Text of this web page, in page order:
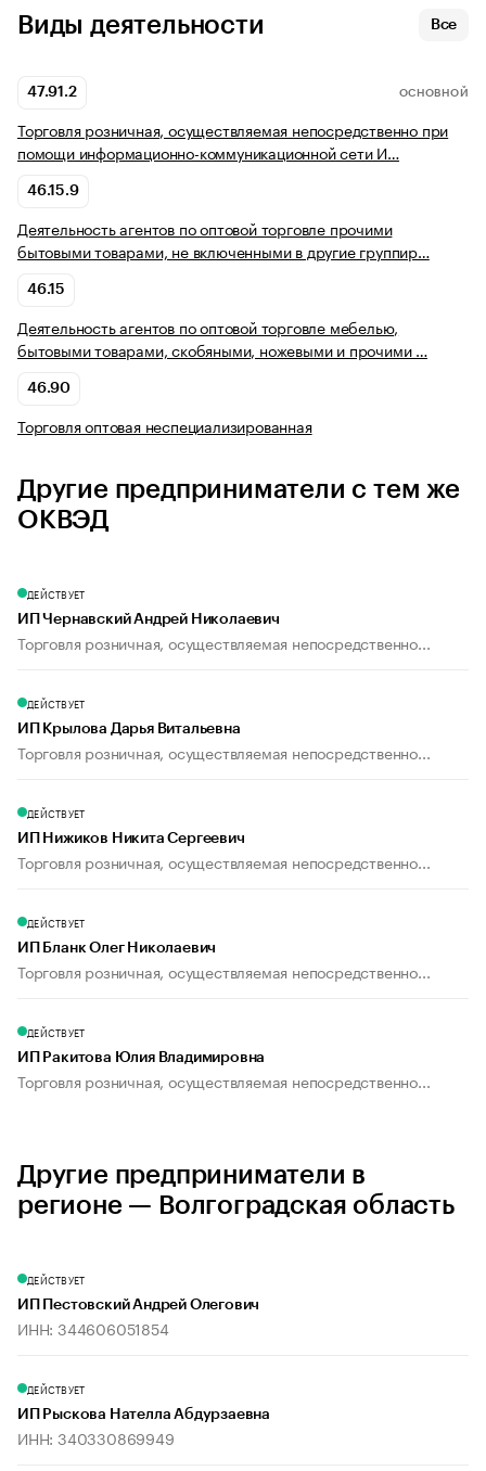
Виды деятельности Все
47.91.2 ОСНОВНОЙ
Торговля розничная, осуществляемая непосредственно при
помощи информационно-коммуникационной сети И…
46.15.9
Деятельность агентов по оптовой торговле прочими
бытовыми товарами, не включенными в другие группир…
46.15
Деятельность агентов по оптовой торговле мебелью,
бытовыми товарами, скобяными, ножевыми и прочими …
46.90
Торговля оптовая неспециализированная
Другие предприниматели с тем же
ОКВЭД
ДЕЙСТВУЕТ
ИП Чернавский Андрей Николаевич
Торговля розничная, осуществляемая непосредственно...
ДЕЙСТВУЕТ
ИП Крылова Дарья Витальевна
Торговля розничная, осуществляемая непосредственно...
ДЕЙСТВУЕТ
ИП Нижиков Никита Сергеевич
Торговля розничная, осуществляемая непосредственно...
ДЕЙСТВУЕТ
ИП Бланк Олег Николаевич
Торговля розничная, осуществляемая непосредственно...
ДЕЙСТВУЕТ
ИП Ракитова Юлия Владимировна
Торговля розничная, осуществляемая непосредственно...
Другие предприниматели в
регионе — Волгоградская область
ДЕЙСТВУЕТ
ИП Пестовский Андрей Олегович
ИНН: 344606051854
ДЕЙСТВУЕТ
ИП Рыскова Нателла Абдурзаевна
ИНН: 340330869949